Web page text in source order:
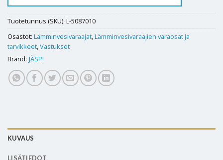
Tuotetunnus (SKU): L-5087010
Osastot: Lämminvesivaraajat Lämminvesivaraajien varaosat ja
tarvikkeet Vastukset
Brand: JÄSPI
KUVAUS
LISÄTIEDOT